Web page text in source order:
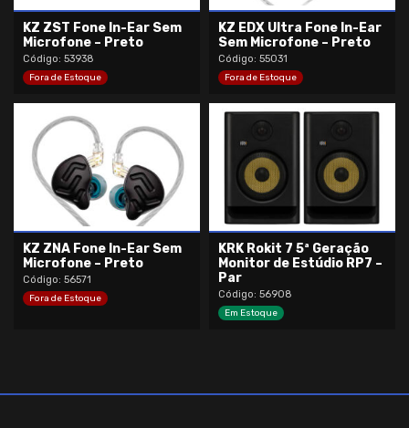
KZ ZST Fone In-Ear Sem
Microfone – Preto
Código: 53938
Fora de Estoque
KZ EDX Ultra Fone In-Ear
Sem Microfone – Preto
Código: 55031
Fora de Estoque
KZ ZNA Fone In-Ear Sem
Microfone – Preto
Código: 56571
Fora de Estoque
KRK Rokit 7 5ª Geração
Monitor de Estúdio RP7 –
Par
Código: 56908
Em Estoque